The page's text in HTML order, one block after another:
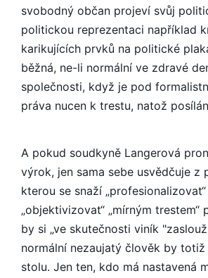
svobodný občan projeví svůj
politickou reprezentaci například
karikujících prvků na politické
běžná, ne-li normální ve zdravé
společnosti, když je pod
práva nucen k trestu, natož
A pokud soudkyně Langerová
výrok, jen sama sebe usvědčuje z
kterou se snaží „profesionalizovat“
„objektivizovat“ „mírným
by si „ve skutečnosti viník
normální nezaujatý člověk by
stolu. Jen ten, kdo má nastavená